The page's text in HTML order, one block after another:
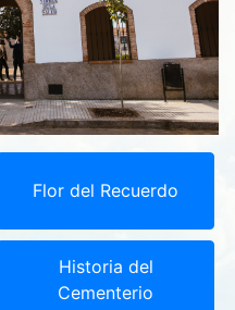
Flor del Recuerdo
Historia del
Cementerio